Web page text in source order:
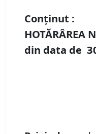
Conținut :
HOTĂRÂREA
din data de